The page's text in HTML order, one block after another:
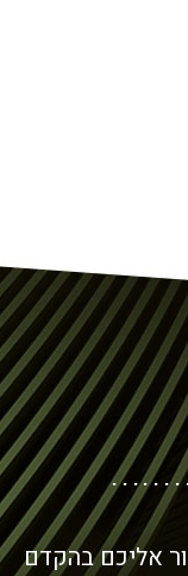
אליכם בהקדם